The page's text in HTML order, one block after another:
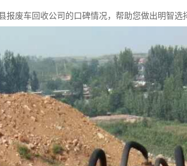
报废车回收公司的口碑情况，帮助您做出明智选